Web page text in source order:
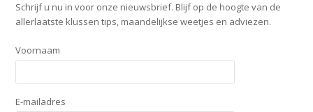
Schrijf u nu in voor onze nieuwsbrief. Blijf op de hoogte van de
allerlaatste klussen tips, maandelijkse weetjes en adviezen.
Voornaam
E-mailadres